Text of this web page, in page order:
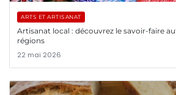
ARTS ET ARTISANAT
Artisanat local : découvrez le savoir-faire
régions
22 mai 2026